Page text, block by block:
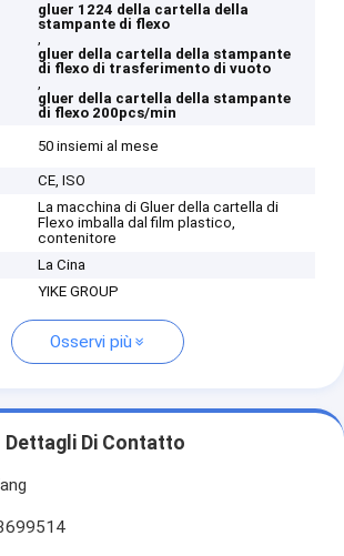
gluer 1224 della cartella della
stampante di flexo
,
gluer della cartella della stampante
di flexo di trasferimento di vuoto
,
gluer della cartella della stampante
di flexo 200pcs/min
50 insiemi al mese
CE, ISO
La macchina di Gluer della cartella di
Flexo imballa dal film plastico,
contenitore
La Cina
YIKE GROUP
Osservi più
Dettagli Di Contatto